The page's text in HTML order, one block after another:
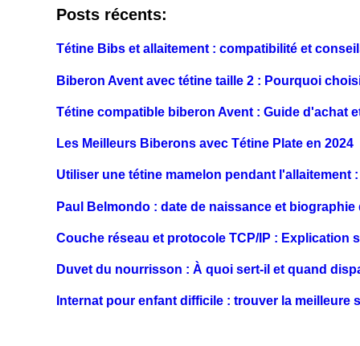
Posts récents:
Tétine Bibs et allaitement : compatibilité et
Biberon Avent avec tétine taille 2 : Pourquoi
Tétine compatible biberon Avent : Guide d'achat
Les Meilleurs Biberons avec Tétine Plate en 2024
Utiliser une tétine mamelon pendant l'allaitement
Paul Belmondo : date de naissance et
Couche réseau et protocole TCP/IP : Explication
Duvet du nourrisson : À quoi sert-il et quand
Internat pour enfant difficile : trouver la meilleure